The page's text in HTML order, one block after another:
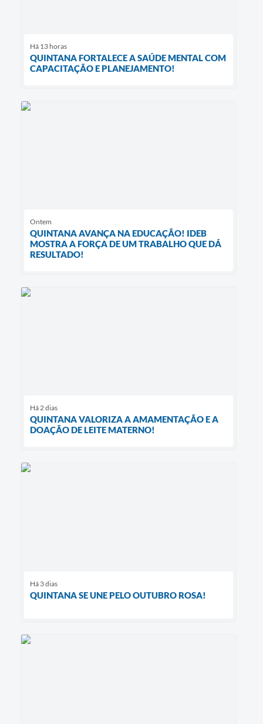
Há 13 horas
QUINTANA FORTALECE A SAÚDE MENTAL COM
CAPACITAÇÃO E PLANEJAMENTO!
Ontem
QUINTANA AVANÇA NA EDUCAÇÃO! IDEB
MOSTRA A FORÇA DE UM TRABALHO QUE DÁ
RESULTADO!
Há 2 dias
QUINTANA VALORIZA A AMAMENTAÇÃO E A
DOAÇÃO DE LEITE MATERNO!
Há 3 dias
QUINTANA SE UNE PELO OUTUBRO ROSA!